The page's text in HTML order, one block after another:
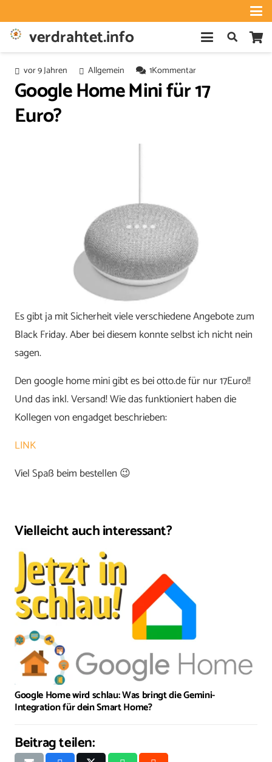
verdrahtet.info
vor 9 Jahren Allgemein 1Kommentar
Google Home Mini für 17
Euro?
Es gibt ja mit Sicherheit viele verschiedene Angebote zum
Black Friday. Aber bei diesem konnte selbst ich nicht nein
sagen.
Den google home mini gibt es bei otto.de für nur 17Euro!!
Und das inkl. Versand! Wie das funktioniert haben die
Kollegen von engadget beschrieben:
LINK
Viel Spaß beim bestellen 😉
Vielleicht auch interessant?
Google Home wird schlau: Was bringt die Gemini-
Integration für dein Smart Home?
Beitrag teilen: